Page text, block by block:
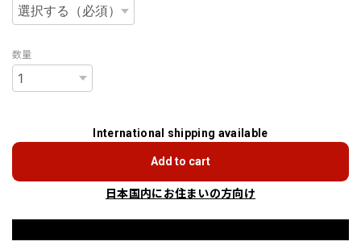
数量
International shipping available
Add to cart
日本国内にお住まいの方向け